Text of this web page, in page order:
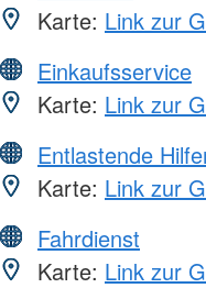
Karte: Link zur
Einkaufsservice
Karte: Link zur
Entlastende
Karte: Link zur
Fahrdienst
Karte: Link zur